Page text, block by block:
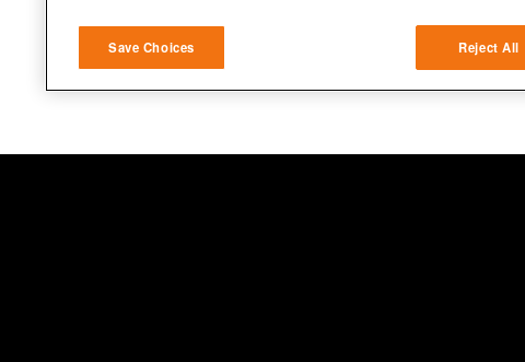
Match and combine data from other data sources
Link different devices
Save Choices Reject All